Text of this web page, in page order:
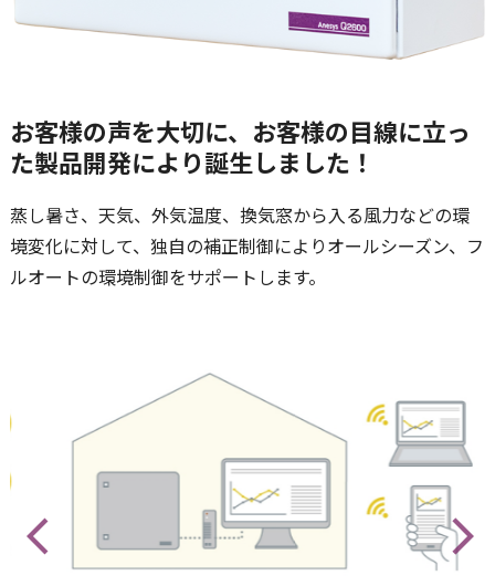
お客様の声を大切に、お客様の目線に立っ
た製品開発により誕生しました！
蒸し暑さ、天気、外気温度、換気窓から入る風力などの環
境変化に対して、独自の補正制御によりオールシーズン、フ
ルオートの環境制御をサポートします。